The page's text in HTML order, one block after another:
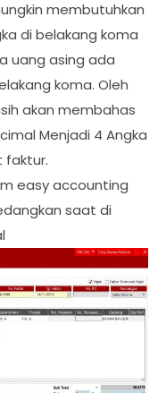
membutuhkan
di belakang koma
uang asing ada
koma. Oleh
akan membahas
Menjadi 4 Angka
faktur.
easy accounting
saat di